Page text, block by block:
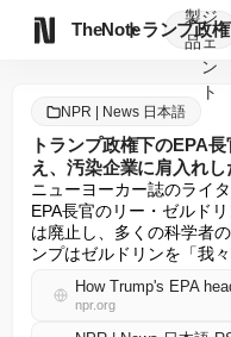
TheNote
製
品
ジ
ェ
ン
ト
NPR | News 日本語
トランプ政権下のEPA
え、汚染企業に肩入れし
ニューヨーカー誌のライ
EPA長官のリー・ゼルド
は廃止し、多くの科学者
ンプはゼルドリンを「我
npr.org